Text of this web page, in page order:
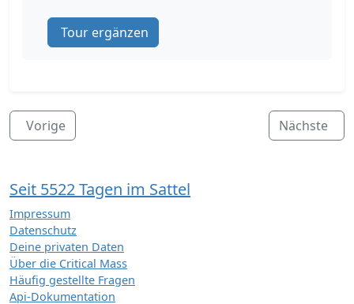
Tour ergänzen
Vorige Nächste
Seit 5522 Tagen im Sattel
Impressum
Datenschutz
Deine privaten Daten
Über die Critical Mass
Häufig gestellte Fragen
Api-Dokumentation